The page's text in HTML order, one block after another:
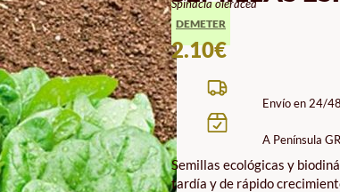
Spinacia oleracea
DEMETER
2.10€
Envío en 24/
A Península
Semillas ecológicas y
tardía y de rápido